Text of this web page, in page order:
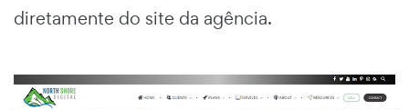
diretamente do site da agência.